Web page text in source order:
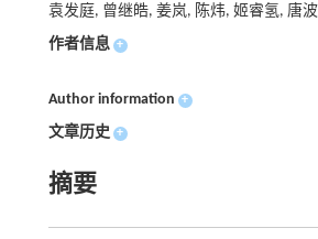
袁发庭, 曾继皓, 姜岚, 陈炜, 姬睿氢, 唐波
作者信息 +
Author information +
文章历史 +
摘要